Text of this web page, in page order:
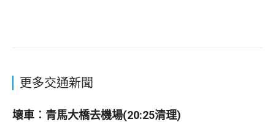
更多交通新聞
壞車︰青馬大橋去機場(20:25清理)